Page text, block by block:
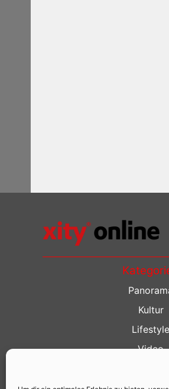
Kultur
Lifestyle
Video